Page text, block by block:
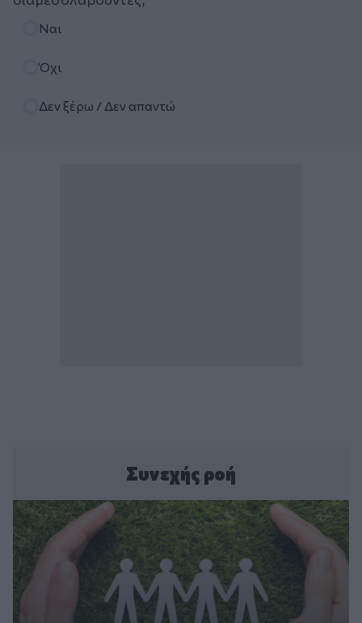
Ναι
Όχι
Δεν ξέρω / Δεν απαντώ
Συνεχής ροή